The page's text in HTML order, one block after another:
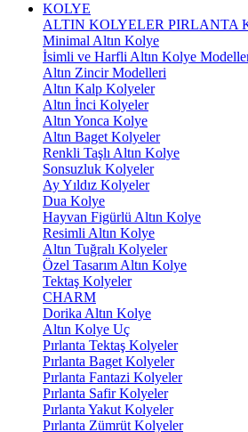
KOLYE
ALTIN KOLYELER PIRLANTA
Minimal Altın Kolye
İsimli ve Harfli Altın Kolye
Altın Zincir Modelleri
Altın Kalp Kolyeler
Altın İnci Kolyeler
Altın Yonca Kolye
Altın Baget Kolyeler
Renkli Taşlı Altın Kolye
Sonsuzluk Kolyeler
Ay Yıldız Kolyeler
Dua Kolye
Hayvan Figürlü Altın Kolye
Resimli Altın Kolye
Altın Tuğralı Kolyeler
Özel Tasarım Altın Kolye
Tektaş Kolyeler
CHARM
Dorika Altın Kolye
Altın Kolye Uç
Pırlanta Tektaş Kolyeler
Pırlanta Baget Kolyeler
Pırlanta Fantazi Kolyeler
Pırlanta Safir Kolyeler
Pırlanta Yakut Kolyeler
Pırlanta Zümrüt Kolyeler